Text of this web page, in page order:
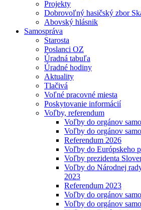
Projekty
Dobrovoľný hasičský zbor
Abovský hlásnik
Samospráva
Starosta
Poslanci OZ
Úradná tabuľa
Úradné hodiny
Aktuality
Tlačivá
Voľné pracovné miesta
Poskytovanie informácií
Voľby, referendum
Voľby do orgánov
Voľby do orgánov
Referendum 2026
Voľby do Európskeho
Voľby prezidenta
Voľby do Národnej
2023
Referendum 2023
Voľby do orgánov
Voľby do orgánov